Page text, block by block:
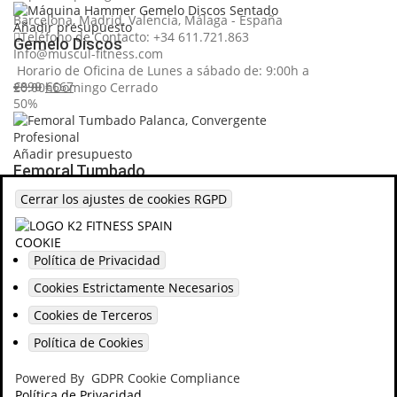
original
era:
€2,190.
actual
es:
€1,095.
Añadir presupuesto
Gemelo Discos
€890El
original
era:
€890.
€667El
actual
es:
€667.
50%
Añadir presupuesto
Femoral Tumbado
€2,190El
precio
original
era:
€2,190.
€1,095El
precio
es:
€1,095.
50%
Barcelona, Madrid, Valencia, Málaga - España
Teléfono de Contacto: +34 611.721.863
Info@muscul-fitness.com
Horario de Oficina de Lunes a sábado de: 9:00h a
20:00hDomingo Cerrado
© 2002 K2 FITNESS - Todos los derechos reservados.
Cerrar los ajustes de cookies RGPD
Política de Privacidad
Cookies Estrictamente Necesarios
Cookies de Terceros
Política de Cookies
Powered By GDPR Cookie Compliance